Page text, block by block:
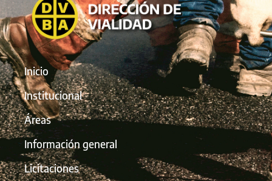
Inicio
Institucional
Áreas
Información general
Licitaciones